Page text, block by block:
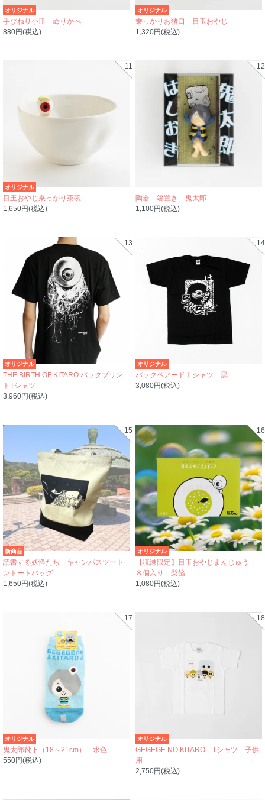
オリジナル
手びねり小皿 ぬりかべ
880円(税込)
オリジナル
乗っかりお猪口 目玉おやじ
1,320円(税込)
11
オリジナル
目玉おやじ乗っかり茶碗
1,650円(税込)
12
陶器 箸置き 鬼太郎
1,100円(税込)
13
オリジナル
THE BIRTH OF KITARO バックプリン
トTシャツ
3,960円(税込)
14
オリジナル
バックベアードＴシャツ 黒
3,080円(税込)
15
新商品
読書する妖怪たち キャンパスツート
ントートバッグ
1,650円(税込)
16
オリジナル
【境港限定】目玉おやじまんじゅう
８個入り 梨餡
1,080円(税込)
17
オリジナル
鬼太郎靴下（18～21cm） 水色
550円(税込)
18
オリジナル
GEGEGE NO KITARO Tシャツ 子供
用
2,750円(税込)